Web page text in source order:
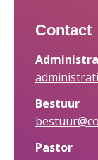
Contact
Bestuur
Pastor